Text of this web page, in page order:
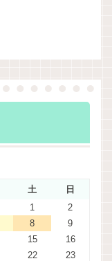
土
日
1
2
8
9
15
16
22
23